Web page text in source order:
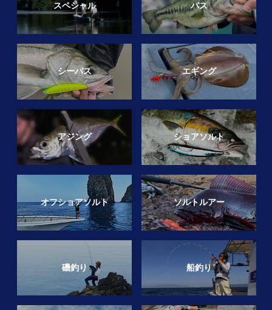
スペシャル バス
シーバス エギング
アジング ショアソルト
オフショアソルト ソルトルアー
磯釣り 船釣り